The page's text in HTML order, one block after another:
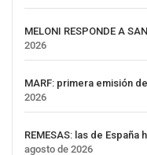
MELONI RESPONDE A
2026
MARF: primera emisión
2026
REMESAS: las de
agosto de 2026